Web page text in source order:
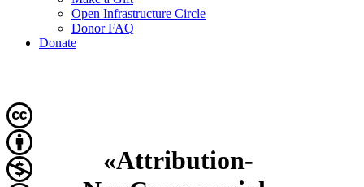
Open Infrastructure Circle
Donor FAQ
Donate
«Attribution-